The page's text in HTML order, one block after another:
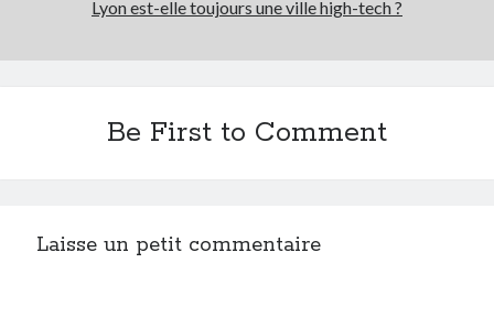
Lyon est-elle toujours une ville high-tech ?
Be First to Comment
Laisse un petit commentaire